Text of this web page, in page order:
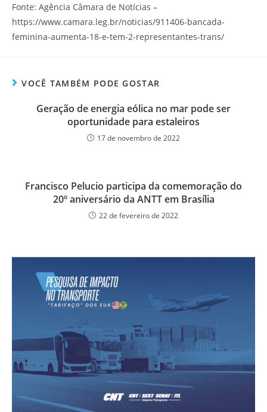
Fonte: Agência Câmara de Notícias –
https://www.camara.leg.br/noticias/911406-bancada-
feminina-aumenta-18-e-tem-2-representantes-trans/
VOCÊ TAMBÉM PODE GOSTAR
Geração de energia eólica no mar pode ser
oportunidade para estaleiros
17 de novembro de 2022
Francisco Pelucio participa da comemoração do
20º aniversário da ANTT em Brasília
22 de fevereiro de 2022